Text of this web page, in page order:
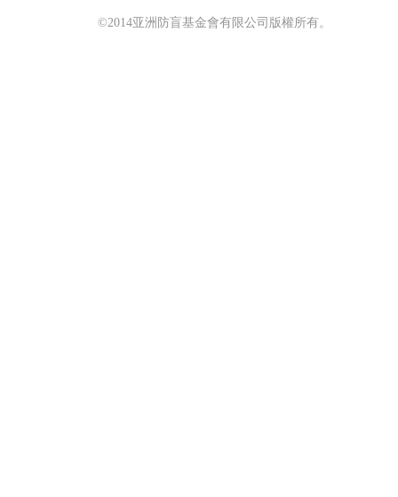
©2014亚洲防盲基金會有限公司版權所有。